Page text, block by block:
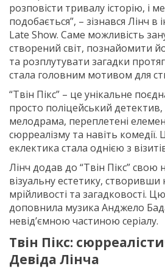
розповісти тривалу історію, і
подобається”, – зізнався Лінч в
Late Show. Саме можливість
створений світ, познайомити
та розплутувати загадки
стала головним мотивом для
“Твін Пікс” – це унікальне
просто поліцейський
мелодрама, переплетені
сюрреалізму та навіть
еклектика стала однією з
Лінч додав до “Твін Пікс” свою
візуальну естетику,
мрійливості та загадковості.
доповнила музика Анджело
невід’ємною частиною серіалу.
Твін Пікс:
Девіда Лінча